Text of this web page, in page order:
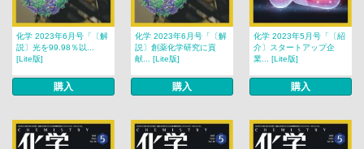
化学 2023年6月号「〔解
説〕光を99.98％以...
[Lite版]
購入
化学 2023年6月号「〔解
説〕創薬化学研究に貢
献... [Lite版]
購入
化学 2023年5月号「〔紹
介〕スタートアップ企
業... [Lite版]
購入